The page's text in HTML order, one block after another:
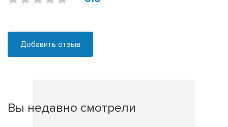
Добавить отзыв
Вы недавно смотрели